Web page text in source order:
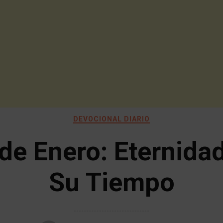
DEVOCIONAL DIARIO
Enero:
Su Tiempo